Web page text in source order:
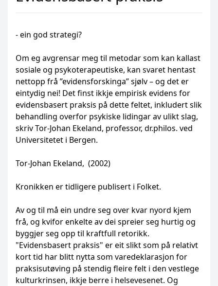
- ein god strategi?
Om eg avgrensar meg til metodar som kan kallast
sosiale og psykoterapeutiske, kan svaret hentast
nettopp frå ”evidensforskinga” sjølv – og det er
eintydig nei! Det finst ikkje empirisk evidens for
evidensbasert praksis på dette feltet, inkludert slik
behandling overfor psykiske lidingar av ulikt slag,
skriv Tor-Johan Ekeland, professor, dr.philos. ved
Universitetet i Bergen.
Tor-Johan Ekeland, (2002)
Kronikken er tidligere publisert i Folket.
Av og til må ein undre seg over kvar nyord kjem
frå, og kvifor enkelte av dei spreier seg hurtig og
byggjer seg opp til kraftfull retorikk.
"Evidensbasert praksis" er eit slikt som på relativt
kort tid har blitt nytta som varedeklarasjon for
praksisutøving på stendig fleire felt i den vestlege
kulturkrinsen, ikkje berre i helsevesenet. Og